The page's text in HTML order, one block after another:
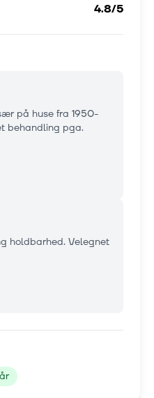
4.8/5
på huse fra 1950-
behandling pga.
holdbarhed. Velegnet